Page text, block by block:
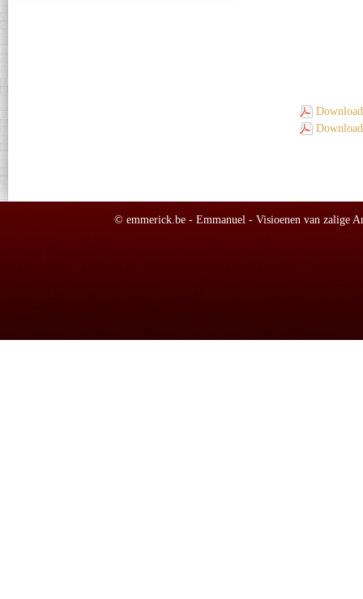
© emmerick.be - Emmanuel - Visioenen van zalige